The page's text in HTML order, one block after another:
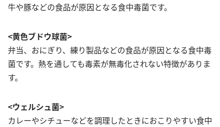
牛や豚などの食品が原因となる食中毒菌です。
<黄色ブドウ球菌>
弁当、おにぎり、練り製品などの食品が原因となる食中毒
菌です。熱を通しても毒素が無毒化されない特徴がありま
す。
<ウェルシュ菌>
カレーやシチューなどを調理したときにおこりやすい食中